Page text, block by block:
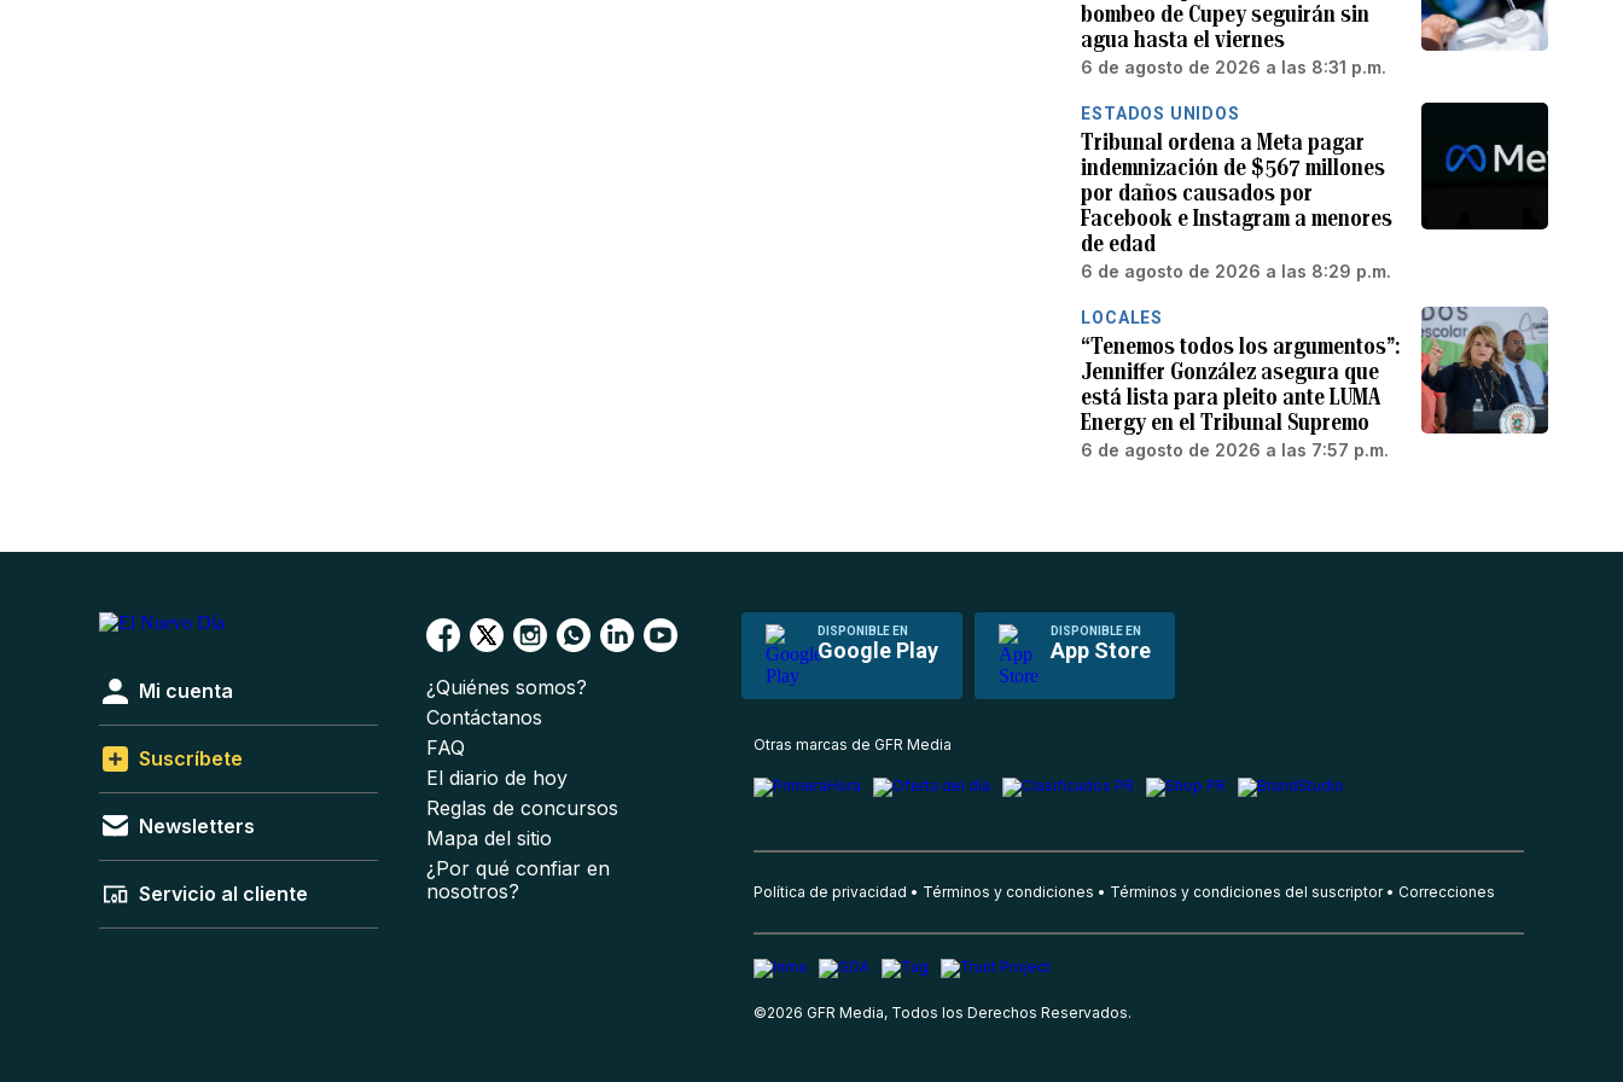
bombeo de Cupey seguirán sin
agua hasta el viernes
6 de agosto de 2026 a las 8:31 p.m.
ESTADOS UNIDOS
Tribunal ordena a Meta pagar
indemnización de $567 millones
por daños causados por
Facebook e Instagram a menores
de edad
6 de agosto de 2026 a las 8:29 p.m.
LOCALES
“Tenemos todos los argumentos”:
Jenniffer González asegura que
está lista para pleito ante LUMA
Energy en el Tribunal Supremo
6 de agosto de 2026 a las 7:57 p.m.
DISPONIBLE EN
Google Play
DISPONIBLE EN
App Store
Mi cuenta
Suscríbete
Newsletters
Servicio al cliente
¿Quiénes somos?
Contáctanos
FAQ
El diario de hoy
Reglas de concursos
Mapa del sitio
¿Por qué confiar en
nosotros?
Otras marcas de GFR Media
Política de privacidad Términos y condiciones Términos y condiciones del suscriptor Correcciones
©2026 GFR Media, Todos los Derechos Reservados.